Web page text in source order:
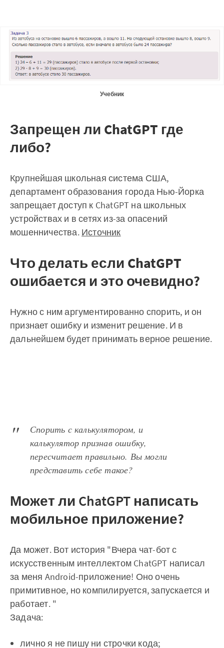
Учебник
Запрещен ли ChatGPT где
либо?
Крупнейшая школьная система США,
департамент образования города Нью-Йорка
запрещает доступ к ChatGPT на школьных
устройствах и в сетях из-за опасений
мошенничества. Источник
Что делать если ChatGPT
ошибается и это очевидно?
Нужно с ним аргументированно спорить, и он
признает ошибку и изменит решение. И в
дальнейшем будет принимать верное решение.
Спорить с калькулятором, и
калькулятор признав ошибку,
пересчитает правильно. Вы могли
представить себе такое?
Может ли ChatGPT написать
мобильное приложение?
Да может. Вот история "Вчера чат-бот с
искусственным интеллектом ChatGPT написал
за меня Android-приложение! Оно очень
примитивное, но компилируется, запускается и
работает. "
Задача:
лично я не пишу ни строчки кода;